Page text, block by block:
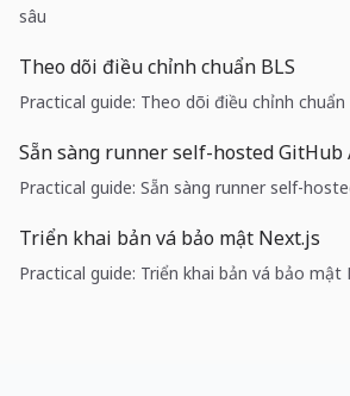
sâu
Theo dõi điều chỉnh chuẩn BLS
Practical guide: Theo dõi điều chỉnh chuẩn
Sẵn sàng runner self-hosted GitHub
Practical guide: Sẵn sàng runner self-
Triển khai bản vá bảo mật Next.js
Practical guide: Triển khai bản vá bảo mật